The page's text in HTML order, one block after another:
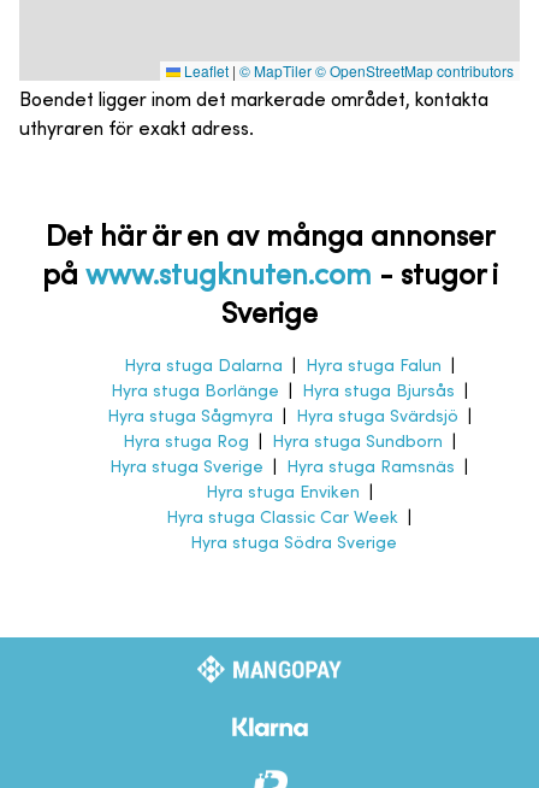
Leaflet | © MapTiler© OpenStreetMap contributors
Boendet ligger inom det markerade området, kontakta
uthyraren för exakt adress.
Det här är en av många annonser
på www.stugknuten.com - stugor i
Sverige
Hyra stuga Dalarna Hyra stuga Falun
Hyra stuga Borlänge
Hyra stuga Bjursås
Hyra stuga Sågmyra
Hyra stuga Svärdsjö
Hyra stuga Rog
Hyra stuga Sundborn
Hyra stuga Sverige
Hyra stuga Ramsnäs
Hyra stuga Enviken
Hyra stuga Classic Car Week
Hyra stuga Södra Sverige